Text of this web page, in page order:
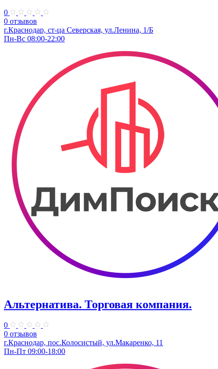
0
0 отзывов
г.Краснодар, ст-ца Северская, ул.Ленина, 1/Б
Пн-Вс 08:00-22:00
Альтернатива. Торговая компания.
0
0 отзывов
г.Краснодар, пос.Колосистый, ул.Макаренко, 11
Пн-Пт 09:00-18:00